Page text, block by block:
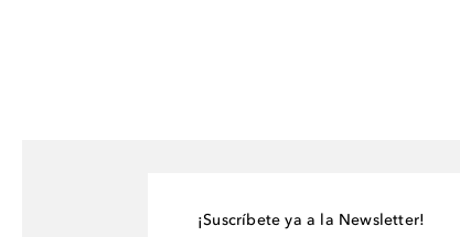
¡Suscríbete ya a la Newsletter!